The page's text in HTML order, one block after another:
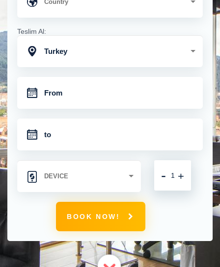
Teslim Al:
Turkey
+
-
BOOK NOW!